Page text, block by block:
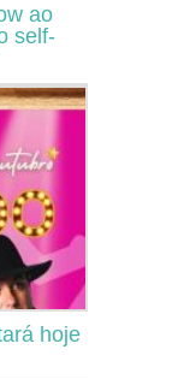
ao
self-
hoje